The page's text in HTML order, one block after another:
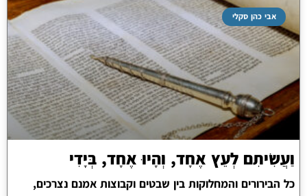
אבי כהן סקלי
וַעֲשִׂיתִם לְעֵץ אֶחָד, וְהָיוּ אֶחָד, בְּיָדִי
כל הבירורים והמחלוקות בין שבטים וקבוצות אמנם נצרכים,